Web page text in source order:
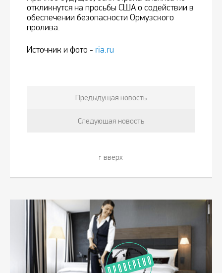
откликнутся на просьбы США о содействии в
обеспечении безопасности Ормузского
пролива.
Источник и фото - ria.ru
Предыдущая новость
Следующая новость
вверх